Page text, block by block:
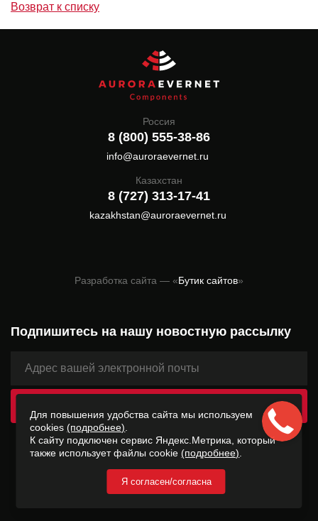
Возврат к списку
Россия
8 (800) 555-38-86
info@auroraevernet.ru
Казахстан
8 (727) 313-17-41
kazakhstan@auroraevernet.ru
Разработка сайта — «Бутик сайтов»
Подпишитесь на нашу новостную рассылку
2026 © ООО «Лаборатория Интернета Вещей» −
Согласие на обработку персональных данных
Для повышения удобства сайта мы используем
cookies(подробнее)
К сайту подключен сервис Яндекс.Метрика, который
также использует файлы cookie(подробнее)
Я согласен/согласна